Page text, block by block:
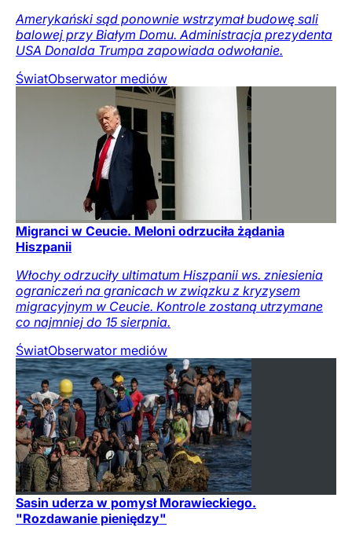
Amerykański sąd ponownie wstrzymał budowę sali
balowej przy Białym Domu. Administracja prezydenta
USA Donalda Trumpa zapowiada odwołanie.
ŚwiatObserwator mediów
Migranci w Ceucie. Meloni odrzuciła żądania
Hiszpanii
Włochy odrzuciły ultimatum Hiszpanii ws. zniesienia
ograniczeń na granicach w związku z kryzysem
migracyjnym w Ceucie. Kontrole zostaną utrzymane
co najmniej do 15 sierpnia.
ŚwiatObserwator mediów
Sasin uderza w pomysł Morawieckiego.
"Rozdawanie pieniędzy"